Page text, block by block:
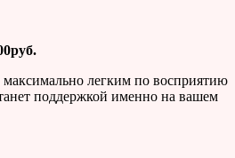
максимально легким по восприятию
поддержкой именно на вашем